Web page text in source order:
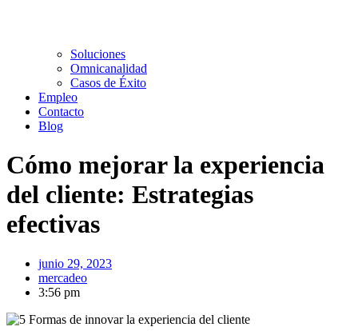
Soluciones
Omnicanalidad
Casos de Éxito
Empleo
Contacto
Blog
Cómo mejorar la experiencia
del cliente: Estrategias
efectivas
junio 29, 2023
mercadeo
3:56 pm